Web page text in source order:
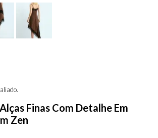
Finas Com Detalhe Em
Zen